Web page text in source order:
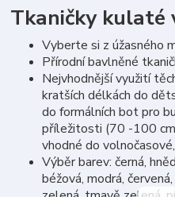
Tkaničky kulaté
Vyberte si z úžasného
Přírodní bavlněné
Nejvhodnější využití
kratších délkách do
do formálních bot pro
příležitosti (70 -100
vhodné do
Výběr barev: černá,
béžová, modrá,